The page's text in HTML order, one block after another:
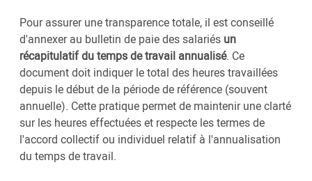
Pour assurer une transparence totale, il est conseillé
d'annexer au bulletin de paie des salariés un
récapitulatif du temps de travail annualisé. Ce
document doit indiquer le total des heures travaillées
depuis le début de la période de référence (souvent
annuelle). Cette pratique permet de maintenir une clarté
sur les heures effectuées et respecte les termes de
l'accord collectif ou individuel relatif à l'annualisation
du temps de travail.